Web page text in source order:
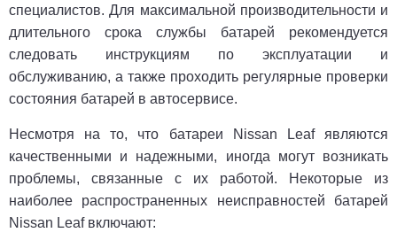
специалистов. Для максимальной производительности и
длительного срока службы батарей рекомендуется
следовать инструкциям по эксплуатации и
обслуживанию, а также проходить регулярные проверки
состояния батарей в автосервисе.
Несмотря на то, что батареи Nissan Leaf являются
качественными и надежными, иногда могут возникать
проблемы, связанные с их работой. Некоторые из
наиболее распространенных неисправностей батарей
Nissan Leaf включают: